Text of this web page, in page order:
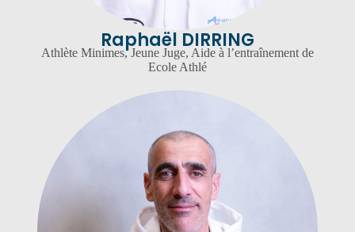
Raphaël DIRRING
Athlète Minimes, Jeune Juge, Aide à l’entraînement de
Ecole Athlé